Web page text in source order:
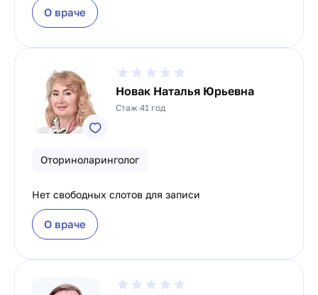
О враче
Новак Наталья Юрьевна
Стаж 41 год
Оториноларинголог
Нет свободных слотов для записи
О враче